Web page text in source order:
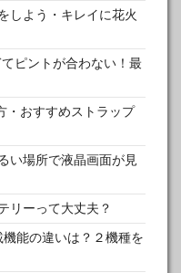
しよう・キレイに花火
ピントが合わない！最
・おすすめストラップ
い場所で液晶画面が見
リーって大丈夫？
機能の違いは？２機種を